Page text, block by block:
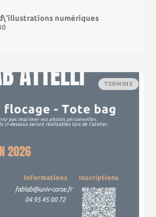
numériques
TERMINE